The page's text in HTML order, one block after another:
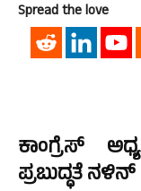
Spread the love
ಕಾಂಗ್ರೆಸ್
ಪ್ರಬುದ್ಧತೆ